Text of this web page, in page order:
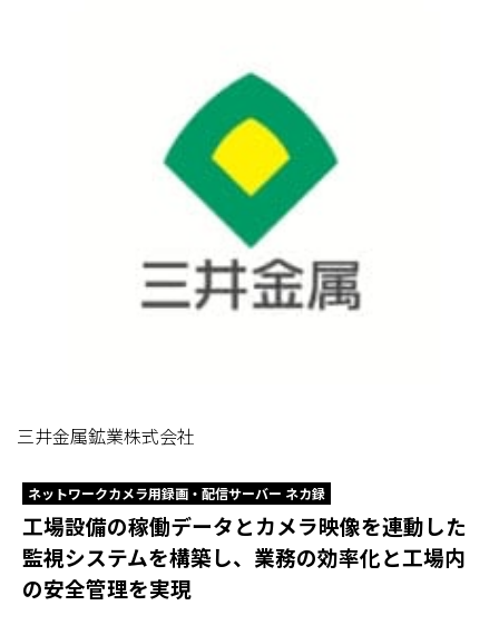
三井金属鉱業株式会社
ネットワークカメラ用録画・配信サーバー ネカ録
工場設備の稼働データとカメラ映像を連動した
監視システムを構築し、業務の効率化と工場内
の安全管理を実現